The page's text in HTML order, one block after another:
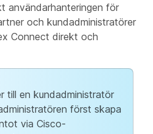
användarhanteringen för
och kundadministratörer
Connect direkt och
till en kundadministratör
först skapa
via Cisco-